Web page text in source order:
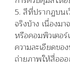
5. สีที่ปรากฏบน
จริงบ้าง เนื่องม
หรือคอมพิวเตอร์
ความละเอียดข
ถ่ายภาพให้สื่ออ